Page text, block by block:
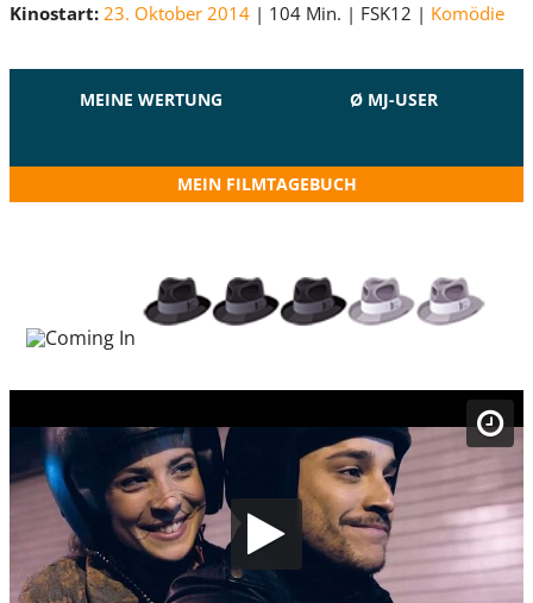
Kinostart: 23. Oktober 2014 104 Min. FSK12 Komödie
MEINE WERTUNG Ø MJ-USER
MEIN FILMTAGEBUCH